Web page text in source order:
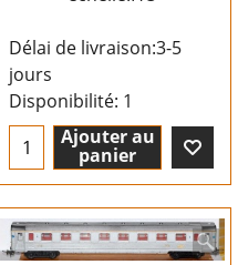
Délai de livraison:3-5
jours
Disponibilité: 1
Ajouter au
panier